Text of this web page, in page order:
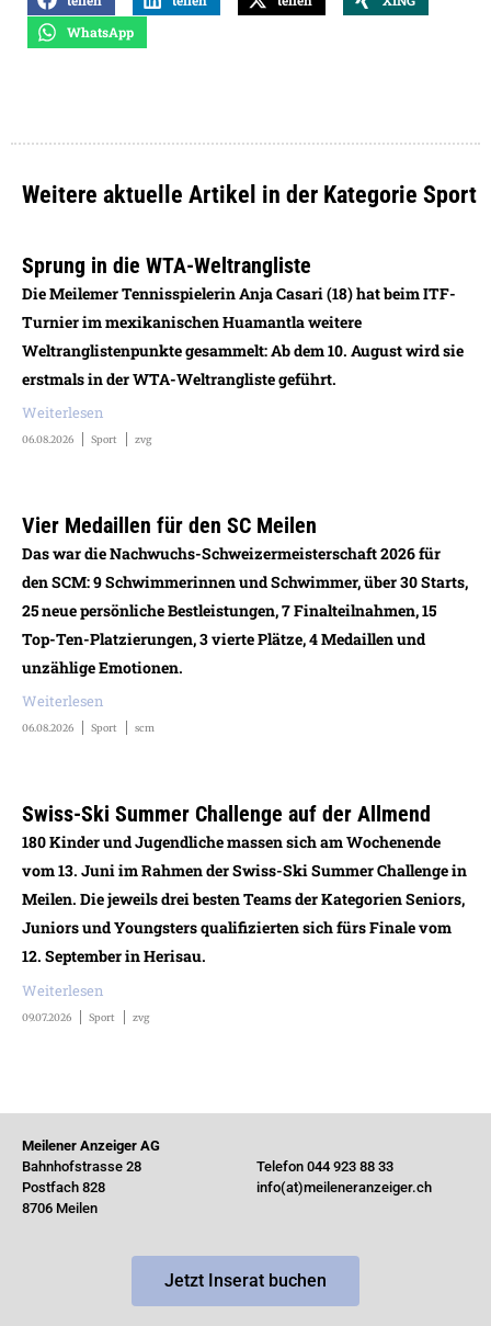
WhatsApp
Weitere aktuelle Artikel in der Kategorie Sport
Sprung in die WTA-Weltrangliste
Die Meilemer Tennisspielerin Anja Casari (18) hat beim ITF-
Turnier im mexikanischen Huamantla weitere
Weltranglistenpunkte gesammelt: Ab dem 10. August wird sie
erstmals in der WTA-Weltrangliste geführt.
Weiterlesen
06.08.2026 Sport zvg
Vier Medaillen für den SC Meilen
Das war die Nachwuchs-Schweizermeisterschaft 2026 für
den SCM: 9 Schwimmerinnen und Schwimmer, über 30 Starts,
25 neue persönliche Bestleistungen, 7 Finalteilnahmen, 15
Top-Ten-Platzierungen, 3 vierte Plätze, 4 Medaillen und
unzählige Emotionen.
Weiterlesen
06.08.2026 Sport scm
Swiss-Ski Summer Challenge auf der Allmend
180 Kinder und Jugendliche massen sich am Wochenende
vom 13. Juni im Rahmen der Swiss-Ski Summer Challenge in
Meilen. Die jeweils drei besten Teams der Kategorien Seniors,
Juniors und Youngsters qualifizierten sich fürs Finale vom
12. September in Herisau.
Weiterlesen
09.07.2026 Sport zvg
Meilener Anzeiger AG
Bahnhofstrasse 28
Postfach 828
8706 Meilen
Telefon 044 923 88 33
info(at)meileneranzeiger.ch
Jetzt Inserat buchen